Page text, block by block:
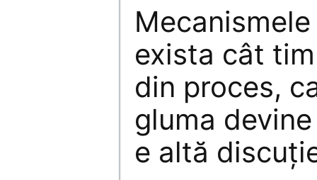
exista cât
din proces,
gluma
e altă